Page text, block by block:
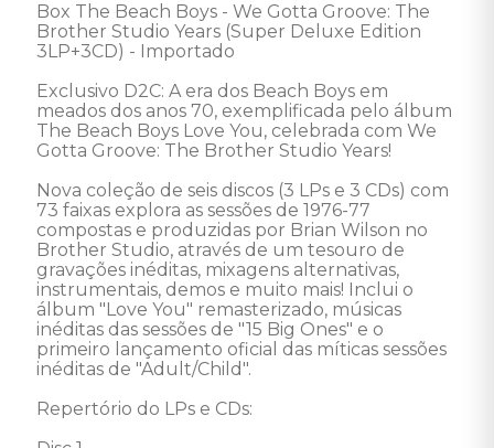
Box The Beach Boys - We Gotta Groove: The
Brother Studio Years (Super Deluxe Edition
3LP+3CD) - Importado
Exclusivo D2C: A era dos Beach Boys em
meados dos anos 70, exemplificada pelo álbum
The Beach Boys Love You, celebrada com We
Gotta Groove: The Brother Studio Years!
Nova coleção de seis discos (3 LPs e 3 CDs) com
73 faixas explora as sessões de 1976-77
compostas e produzidas por Brian Wilson no
Brother Studio, através de um tesouro de
gravações inéditas, mixagens alternativas,
instrumentais, demos e muito mais! Inclui o
álbum "Love You" remasterizado, músicas
inéditas das sessões de "15 Big Ones" e o
primeiro lançamento oficial das míticas sessões
inéditas de "Adult/Child".
Repertório do LPs e CDs: